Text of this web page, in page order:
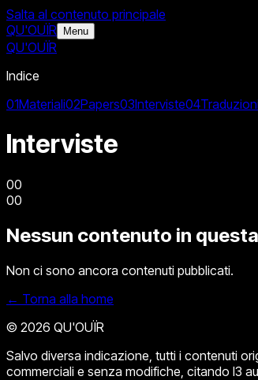
Salta al contenuto principale
QU'OUÏR
Menu
QU'OUÏR
Indice
01Materiali02Papers03Interviste04Traduzioni
Interviste
00
00
Nessun contenuto in
Non ci sono ancora contenuti pubblicati.
← Torna alla home
© 2026 QU'OUÏR
Salvo diversa indicazione, tutti i contenuti
commerciali e senza modifiche, citando l3